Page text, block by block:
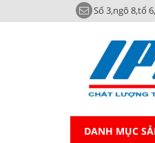
Số 3,ngõ 8,tổ
DANH MỤC